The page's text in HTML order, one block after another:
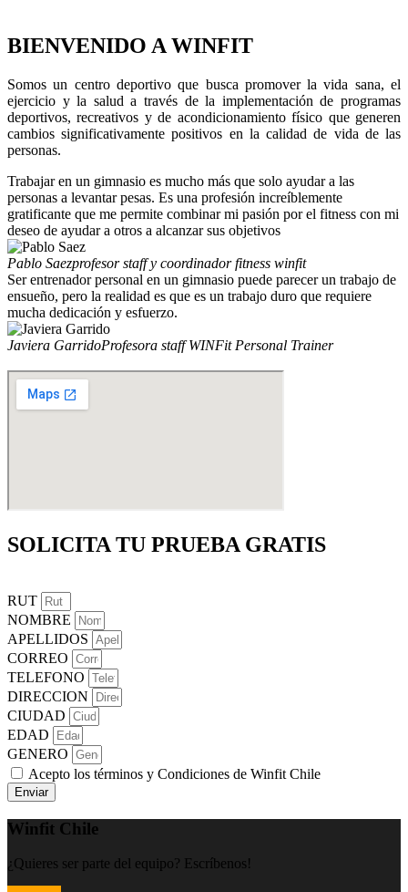
BIENVENIDO A WINFIT
Somos un centro deportivo que busca promover la vida sana, el
ejercicio y la salud a través de la implementación de programas
deportivos, recreativos y de acondicionamiento físico que generen
cambios significativamente positivos en la calidad de vida de las
personas.
Trabajar en un gimnasio es mucho más que solo ayudar a las
personas a levantar pesas. Es una profesión increíblemente
gratificante que me permite combinar mi pasión por el fitness con mi
deseo de ayudar a otros a alcanzar sus objetivos
Pablo Saezprofesor staff y coordinador fitness winfit
Ser entrenador personal en un gimnasio puede parecer un trabajo de
ensueño, pero la realidad es que es un trabajo duro que requiere
mucha dedicación y esfuerzo.
Javiera GarridoProfesora staff WINFit Personal Trainer
SOLICITA TU PRUEBA GRATIS
RUT
NOMBRE
APELLIDOS
CORREO
TELEFONO
DIRECCION
CIUDAD
EDAD
GENERO
Acepto los términos y Condiciones de Winfit Chile
Enviar
Winfit Chile
¿Quieres ser parte del equipo? Escríbenos!